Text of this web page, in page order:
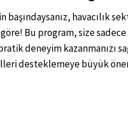
başındaysanız,
Bu program, size
deneyim kazanmanızı
desteklemeye büyük